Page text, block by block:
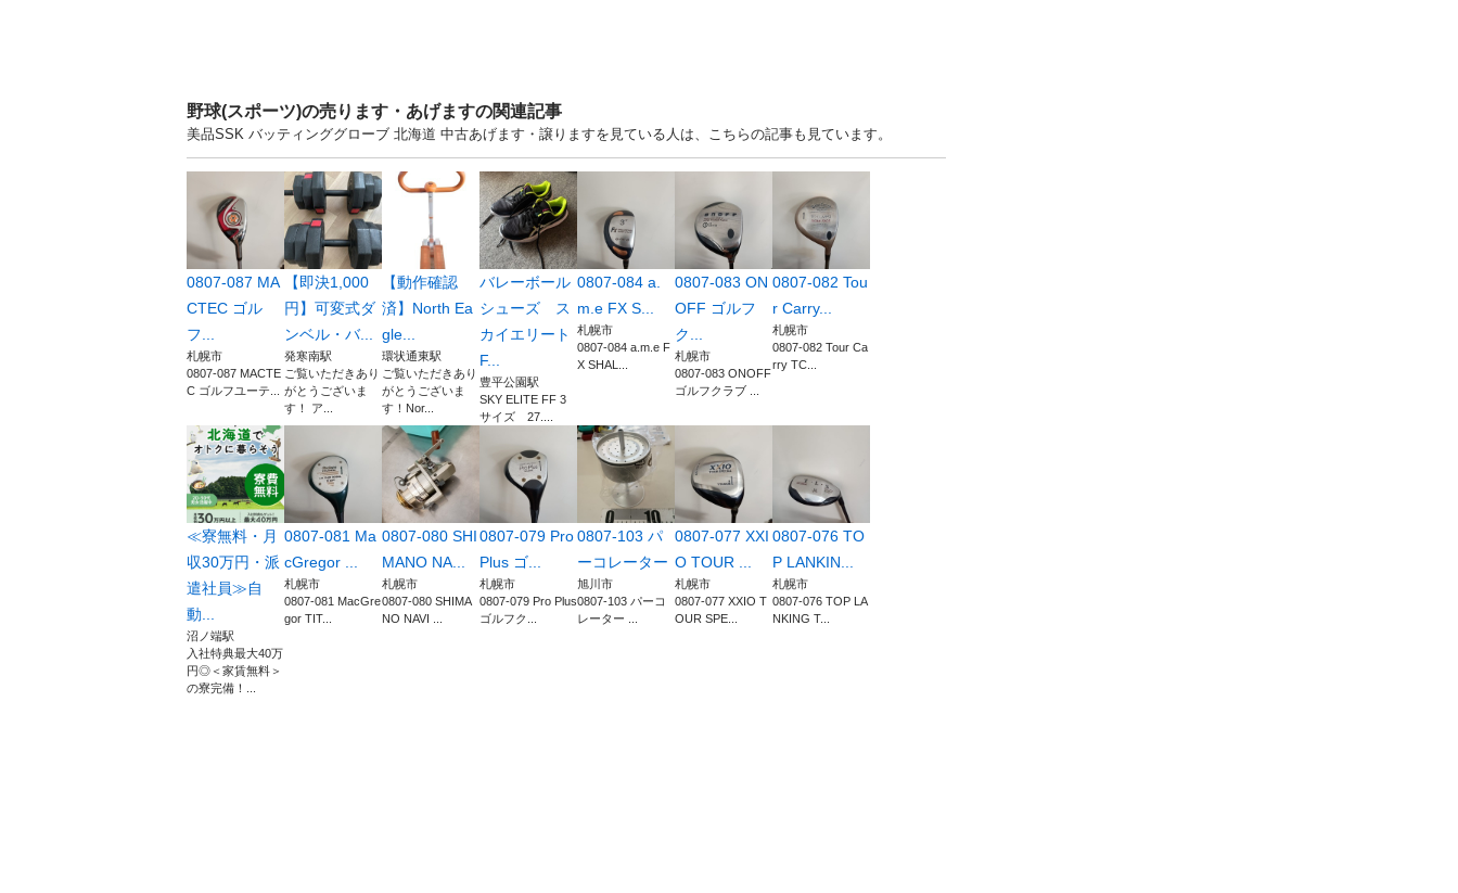
野球(スポーツ)の売ります・あげますの関連記事
美品SSK バッティンググローブ 北海道 中古あげます・譲りますを見ている人は、こちらの記事も見ています。
0807-087 MA
CTEC ゴル
フ...
札幌市
0807-087 MACTE
C ゴルフユーテ...
【即決1,000
円】可変式ダ
ンベル・バ...
発寒南駅
ご覧いただきあり
がとうございま
す！ ア...
​【動作確認
済】North Ea
gle...
環状通東駅
ご覧いただきあり
がとうございま
す！ ​Nor...
バレーボール
シューズ ス
カイエリート
F...
豊平公園駅
SKY ELITE FF 3
サイズ 27....
0807-084 a.
m.e FX S...
札幌市
0807-084 a.m.e F
X SHAL...
0807-083 ON
OFF ゴルフ
ク...
札幌市
0807-083 ONOFF
ゴルフクラブ ...
0807-082 Tou
r Carry...
札幌市
0807-082 Tour Ca
rry TC...
≪寮無料・月
収30万円・派
遣社員≫自
動...
沼ノ端駅
入社特典最大40万
円◎＜家賃無料＞
の寮完備！...
0807-081 Ma
cGregor ...
札幌市
0807-081 MacGre
gor TIT...
0807-080 SHI
MANO NA...
札幌市
0807-080 SHIMA
NO NAVI ...
0807-079 Pro
Plus ゴ...
札幌市
0807-079 Pro Plus
ゴルフク...
0807-103 パ
ーコレーター
旭川市
0807-103 パーコ
レーター ...
0807-077 XXI
O TOUR ...
札幌市
0807-077 XXIO T
OUR SPE...
0807-076 TO
P LANKIN...
札幌市
0807-076 TOP LA
NKING T...